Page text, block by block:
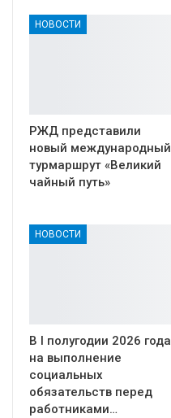
НОВОСТИ
РЖД представили
новый международный
турмаршрут «Великий
чайный путь»
НОВОСТИ
В I полугодии 2026 года
на выполнение
социальных
обязательств перед
работниками…